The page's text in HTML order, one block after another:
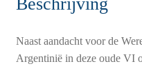
Naast aandacht voor de
Argentinië in deze oude VI